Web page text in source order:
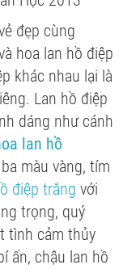
đẹp cùng
hoa lan hồ điệp
khác nhau lại là
Lan hồ điệp
dáng như cánh
lan hồ
màu vàng, tím
điệp trắng với
trọng, quý
tình cảm thủy
ấn, chậu lan hồ